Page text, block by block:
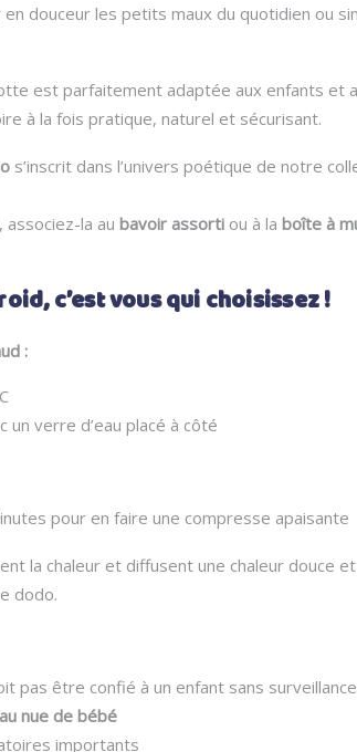
in
douceur les petits maux du quotidien ou
est parfaitement adaptée aux enfants et
à la fois pratique, naturel et sécurisant.
s’inscrit dans l’univers poétique de notre
la au bavoir assorti ou à la boîte à
c’est vous qui choisissez !
:
un verre d’eau placé à côté
pour en faire une compresse apaisante
la chaleur et diffusent une chaleur douce
dodo.
pas être confié à un enfant sans surveillance
nue de bébé
importants